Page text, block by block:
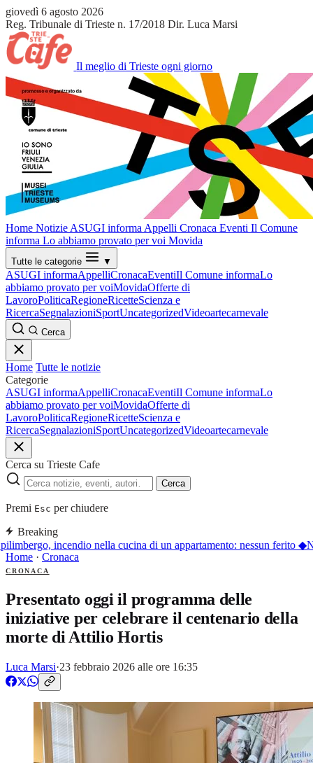
giovedì 6 agosto 2026
Reg. Tribunale di Trieste n. 17/2018 Dir. Luca Marsi
Il meglio di Trieste ogni giorno
Home Notizie ASUGI informa Appelli Cronaca Eventi Il Comune
informa Lo abbiamo provato per voi Movida
Tutte le categorie ▼
ASUGI informaAppelliCronacaEventiIl Comune informaLo
abbiamo provato per voiMovidaOfferte di
LavoroPoliticaRegioneRicetteScienza e
RicercaSegnalazioniSportUncategorizedVideoartecarnevale
Cerca
Home Tutte le notizie
Categorie
ASUGI informaAppelliCronacaEventiIl Comune informaLo
abbiamo provato per voiMovidaOfferte di
LavoroPoliticaRegioneRicetteScienza e
RicercaSegnalazioniSportUncategorizedVideoartecarnevale
Cerca su Trieste Cafe
Cerca
Premi Esc per chiudere
Breaking
incendio nella cucina di un appartamento: nessun ferito ◆
Home · Cronaca
CRONACA
Presentato oggi il programma delle
iniziative per celebrare il centenario della
morte di Attilio Hortis
Luca Marsi·23 febbraio 2026 alle ore 16:35